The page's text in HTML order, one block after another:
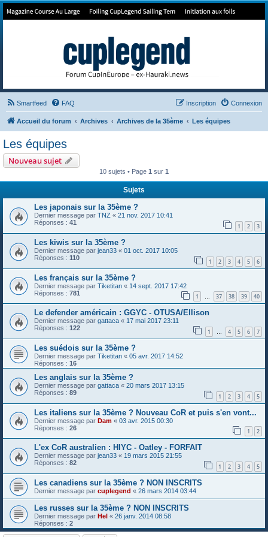
Forum de Cup In Europe
Smartfeed FAQ Connexion
Inscription
Accueil du forum Archives Archives de la 35ème Les équipes
Les équipes
Nouveau sujet
10 sujets • Page 1 sur 1
Sujets
Les japonais sur la 35ème ?
Dernier message par TNZ « 21 nov. 2017 10:41
Réponses : 41 1 2 3
Les kiwis sur la 35ème ?
Dernier message par jean33 « 01 oct. 2017 10:05
Réponses : 110 1 2 3 4 5 6
Les français sur la 35ème ?
Dernier message par Tiketitan « 14 sept. 2017 17:42
Réponses : 781 1 37 38 39 40
Le defender américain : GGYC - OTUSA/Ellison
Dernier message par gattaca « 17 mai 2017 23:11
Réponses : 122 1 … 4 5 6 7
Les suédois sur la 35ème ?
Dernier message par Tiketitan « 05 avr. 2017 14:52
Réponses : 16
Les anglais sur la 35ème ?
Dernier message par gattaca « 20 mars 2017 13:15
Réponses : 89 1 2 3 4 5
Les italiens sur la 35ème ? Nouveau CoR et puis s'en vont...
Dernier message par Dam « 03 avr. 2015 00:30
Réponses : 26 1 2
L'ex CoR australien : HIYC - Oatley - FORFAIT
Dernier message par jean33 « 19 mars 2015 21:55
Réponses : 82 1 2 3 4 5
Les canadiens sur la 35ème ? NON INSCRITS
Dernier message par cuplegend « 26 mars 2014 03:44
Les russes sur la 35ème ? NON INSCRITS
Dernier message par Hel « 26 janv. 2014 08:58
Réponses : 2